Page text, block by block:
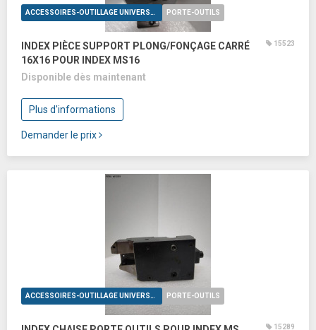
ACCESSOIRES-OUTILLAGE UNIVERSELS PORTE-OUTILS
INDEX PIÈCE SUPPORT PLONG/FONÇAGE CARRÉ
16X16 POUR INDEX MS16
15523
Disponible dès maintenant
Plus d'informations
Demander le prix
ACCESSOIRES-OUTILLAGE UNIVERSELS PORTE-OUTILS
15289